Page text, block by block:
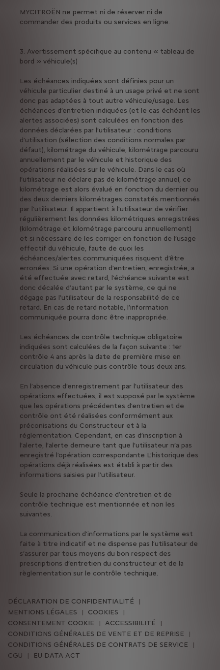
MYCITROËN ne permet ni de réserver ni de
commander des produits ou services en ligne.
3. Avertissement spécifique au contenu « tableau de
bord » véhicule(s)
Les échéances indiquées sont définies pour un
véhicule particulier destiné à un usage privé et ne sont
donc pas adaptées à tout autre véhicule/usage. Les
échéances d’entretien indiquées (et le cas échéant les
alertes associées) sont calculées en fonction des
données déclarées par l’utilisateur : conditions
d’utilisation (sélection des conditions normales par
défaut), kilométrage du véhicule, kilométrage parcouru
annuellement par le véhicule et historique des
opérations réalisées sur le véhicule. Dans le cas où
l’utilisateur ne déclare pas de kilométrage annuel, ce
kilométrage est alors évalué en fonction du dernier ou
des deux derniers kilométrages constatés mentionnés
par l’utilisateur. Il appartient à l’utilisateur de vérifier
régulièrement les données kilométriques enregistrées
(kilométrage et kilométrage parcouru annuellement)
et si nécessaire de les corriger en fonction de l’usage
effectif du véhicule, faute de quoi les
échéances/alertes communiquées risquent d’être
erronées. Si une opération d’entretien, enregistrée, a
été effectuée avec retard, l’échéance suivante est
donc décalée d’autant par le système, ce qui ne
dégage pas l’utilisateur de la responsabilité de ce
retard. En cas de retard notable, l’information
communiquée pourra donc être inappropriée.
Les échéances de contrôle technique obligatoire
indiquées sont calculées de la façon suivante : 1er
contrôle 4 ans après la date de première mise en
circulation du véhicule puis contrôle tous deux ans.
En l’absence d’enregistrement par l’utilisateur des
opérations effectuées, il est supposé par le système
que les opérations précédentes d’entretien et de
contrôle ont été réalisées conformément aux
préconisations du Constructeur et à la
réglementation. Cependant, en cas d’inscription à
l’alerte, l’alerte demeure tant que l’utilisateur n’a pas
enregistré l’opération correspondante L’historique des
opérations déjà réalisées est établi à partir des
informations saisies par l’utilisateur.
Seule la prochaine échéance d’entretien et de
contrôle technique est mentionnée et non les
suivantes.
La communication d’informations par le système est
faite à titre indicatif et ne dispense pas l’utilisateur de
s’assurer par tous moyens du bon respect des
prescriptions d’entretien du constructeur et de la
règlementation sur le contrôle technique.
DÉCLARATION DE CONFIDENTIALITÉ
MENTIONS LÉGALES
COOKIES
CONSENTEMENT COOKIE
ACCESSIBILITÉ
CONDITIONS GÉNÉRALES DE VENTE ET DE REPRISE
CONDITIONS GÉNÉRALES DE CONTRATS DE SERVICE
CGU
EU DATA ACT